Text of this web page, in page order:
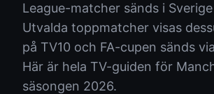
League-matcher sänds i
Utvalda toppmatcher visas
på TV10 och FA-cupen sänds
Här är hela TV-guiden för
säsongen 2026.